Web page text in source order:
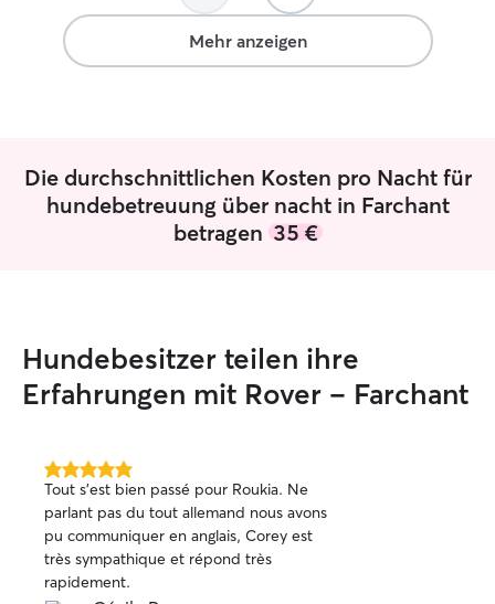
have a yard, but I do have a large
balcony. I live with three other students.
I live very close to Krammer Hill, so I
Mehr anzeigen
Die durchschnittlichen Kosten pro Nacht für
hundebetreuung über nacht in Farchant
betragen 35 €
Hundebesitzer teilen ihre
Erfahrungen mit Rover – Farchant
5.0
von
5
Sternen
Tout s'est bien passé pour Roukia. Ne
parlant pas du tout allemand nous avons
pu communiquer en anglais, Corey est
très sympathique et répond très
rapidement.